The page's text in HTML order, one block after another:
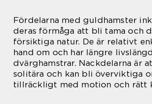
Fördelarna med guldhamster
deras förmåga att bli tama och
försiktiga natur. De är relativt
hand om och har längre
dvärghamstrar. Nackdelarna är
solitära och kan bli överviktiga
tillräckligt med motion och rätt